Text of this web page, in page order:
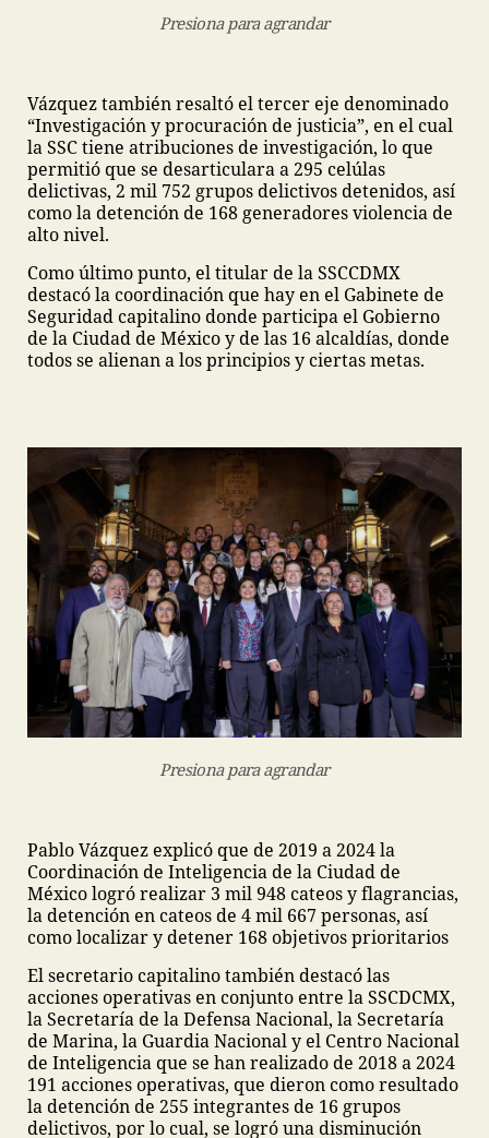
Presiona para agrandar
Vázquez también resaltó el tercer eje denominado
“Investigación y procuración de justicia”, en el cual
la SSC tiene atribuciones de investigación, lo que
permitió que se desarticulara a 295 celúlas
delictivas, 2 mil 752 grupos delictivos detenidos, así
como la detención de 168 generadores violencia de
alto nivel.
Como último punto, el titular de la SSCCDMX
destacó la coordinación que hay en el Gabinete de
Seguridad capitalino donde participa el Gobierno
de la Ciudad de México y de las 16 alcaldías, donde
todos se alienan a los principios y ciertas metas.
Presiona para agrandar
Pablo Vázquez explicó que de 2019 a 2024 la
Coordinación de Inteligencia de la Ciudad de
México logró realizar 3 mil 948 cateos y flagrancias,
la detención en cateos de 4 mil 667 personas, así
como localizar y detener 168 objetivos prioritarios
El secretario capitalino también destacó las
acciones operativas en conjunto entre la SSCDCMX,
la Secretaría de la Defensa Nacional, la Secretaría
de Marina, la Guardia Nacional y el Centro Nacional
de Inteligencia que se han realizado de 2018 a 2024
191 acciones operativas, que dieron como resultado
la detención de 255 integrantes de 16 grupos
delictivos, por lo cual, se logró una disminución